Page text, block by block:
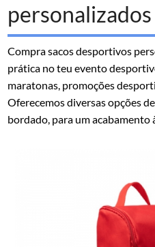
personalizados
Compra sacos desportivos
prática no teu evento
maratonas, promoções
Oferecemos diversas opções
bordado, para um acabamento